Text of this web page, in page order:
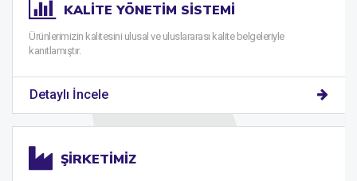
KALITE YÖNETIM SISTEMI
Ürünlerimizin kalitesini ulusal ve uluslararası kalite belgeleriyle
kanıtlamıştır.
Detaylı İncele
ŞIRKETIMIZ